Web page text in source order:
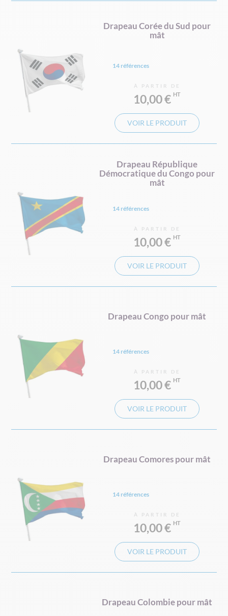
Drapeau Corée du Sud pour
mât
14 références
À PARTIR DE
10,00 €
VOIR LE PRODUIT
Drapeau République
Démocratique du Congo pour
mât
14 références
À PARTIR DE
10,00 €
VOIR LE PRODUIT
Drapeau Congo pour mât
14 références
À PARTIR DE
10,00 €
VOIR LE PRODUIT
Drapeau Comores pour mât
14 références
À PARTIR DE
10,00 €
VOIR LE PRODUIT
Drapeau Colombie pour mât